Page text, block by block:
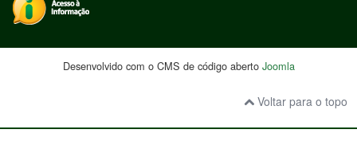
Desenvolvido com o CMS de código aberto Joomla
Voltar para o topo